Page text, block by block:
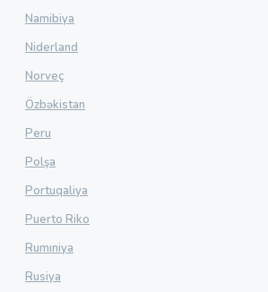
Namibiya
Niderland
Norveç
Özbəkistan
Peru
Polşa
Portuqaliya
Puerto Riko
Rumıniya
Rusiya